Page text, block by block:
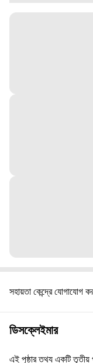
সহায়তা কেন্দ্রে যোগাযোগ
ডিসক্লেইমার
এই পৃষ্ঠার তথ্য একটি তৃতীয়